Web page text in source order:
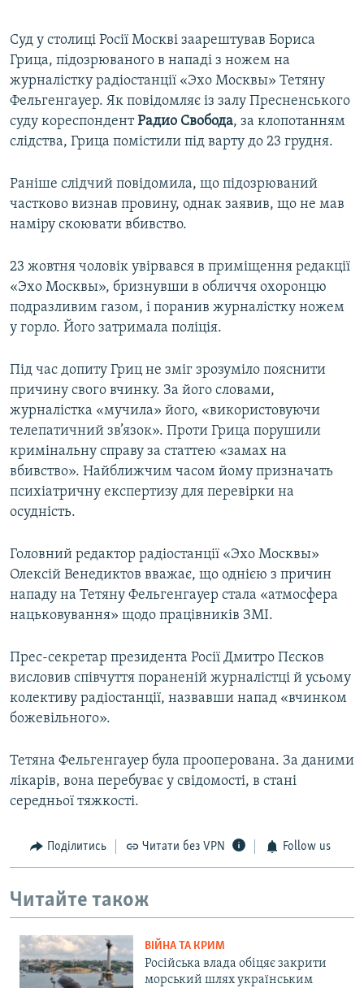
Усі сайти RFE/RL
Суд у столиці Росії Москві заарештував Бориса
Грица, підозрюваного в нападі з ножем на
журналістку радіостанції «Эхо Москвы» Тетяну
Фельгенгауер. Як повідомляє із залу Пресненського
суду кореспондентРадио Свобода, за клопотанням
слідства, Грица помістили під варту до 23 грудня.
Раніше слідчий повідомила, що підозрюваний
частково визнав провину, однак заявив, що не мав
наміру скоювати вбивство.
23 жовтня чоловік увірвався в приміщення редакції
«Эхо Москвы», бризнувши в обличчя охоронцю
подразливим газом, і поранив журналістку ножем
у горло. Його затримала поліція.
Під час допиту Гриц не зміг зрозуміло пояснити
причину свого вчинку. За його словами,
журналістка «мучила» його, «використовуючи
телепатичний зв’язок». Проти Грица порушили
кримінальну справу за статтею «замах на
вбивство». Найближчим часом йому призначать
психіатричну експертизу для перевірки на
осудність.
Головний редактор радіостанції «Эхо Москвы»
Олексій Венедиктов вважає, що однією з причин
нападу на Тетяну Фельгенгауер стала «атмосфера
нацьковування» щодо працівників ЗМІ.
Прес-секретар президента Росії Дмитро Пєсков
висловив співчуття пораненій журналістці й усьому
колективу радіостанції, назвавши напад «вчинком
божевільного».
Тетяна Фельгенгауер була прооперована. За даними
лікарів, вона перебуває у свідомості, в стані
середньої тяжкості.
Поділитись Читати без VPN Follow us
Читайте також
ВІЙНА ТА КРИМ
Російська влада обіцяє закрити
морський шлях українським